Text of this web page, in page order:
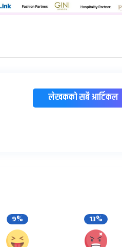
लेखकको सबै आर्टिकल
9% 13%